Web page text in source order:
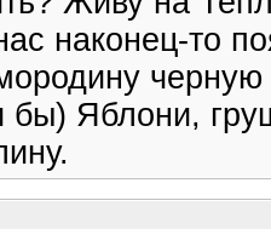
наконец-то
бы) Яблони,